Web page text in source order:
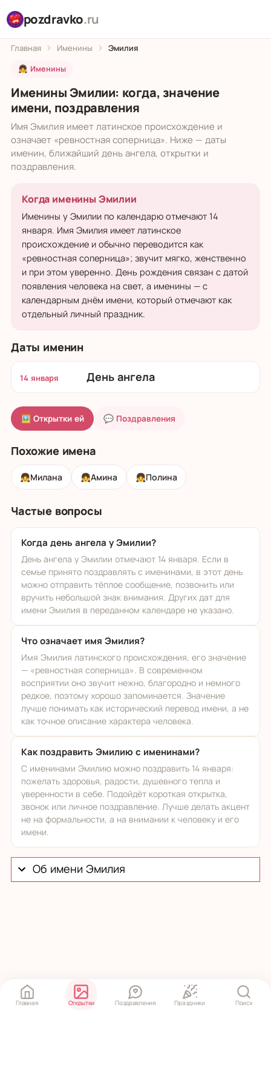
pozdravko.ru
Главная Именины Эмилия
👧 Именины
Именины Эмилии: когда, значение
имени, поздравления
Имя Эмилия имеет латинское происхождение и
означает «ревностная соперница». Ниже — даты
именин, ближайший день ангела, открытки и
поздравления.
Когда именины Эмилии
Именины у Эмилии по календарю отмечают 14
января. Имя Эмилия имеет латинское
происхождение и обычно переводится как
«ревностная соперница»; звучит мягко, женственно
и при этом уверенно. День рождения связан с датой
появления человека на свет, а именины — с
календарным днём имени, который отмечают как
отдельный личный праздник.
Даты именин
14 января День ангела
🖼 Открытки ей 💬 Поздравления
Похожие имена
👧Милана 👧Амина 👧Полина
Частые вопросы
Когда день ангела у Эмилии?
День ангела у Эмилии отмечают 14 января. Если в
семье принято поздравлять с именинами, в этот день
можно отправить тёплое сообщение, позвонить или
вручить небольшой знак внимания. Других дат для
имени Эмилия в переданном календаре не указано.
Что означает имя Эмилия?
Имя Эмилия латинского происхождения, его значение
— «ревностная соперница». В современном
восприятии оно звучит нежно, благородно и немного
редкое, поэтому хорошо запоминается. Значение
лучше понимать как исторический перевод имени, а не
как точное описание характера человека.
Как поздравить Эмилию с именинами?
С именинами Эмилию можно поздравить 14 января:
пожелать здоровья, радости, душевного тепла и
уверенности в себе. Подойдёт короткая открытка,
звонок или личное поздравление. Лучше делать акцент
не на формальности, а на внимании к человеку и его
имени.
Об имени Эмилия
Главная Открытки Поздравления Праздники Поиск